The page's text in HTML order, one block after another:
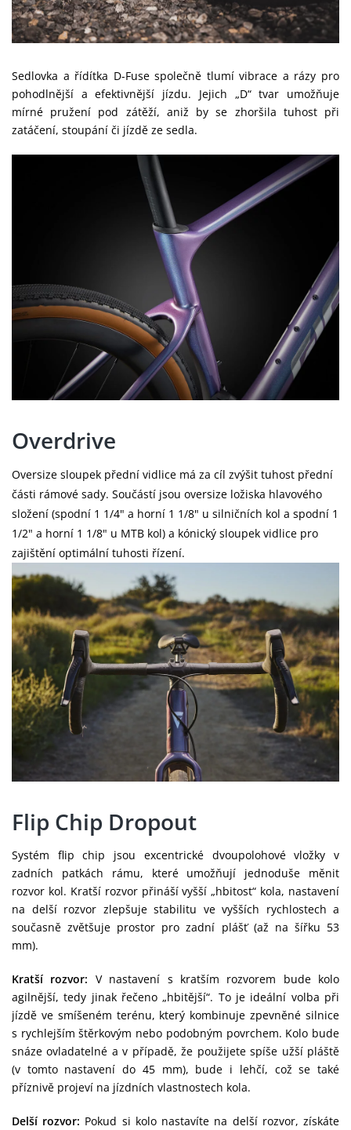
Sedlovka a řídítka D-Fuse společně tlumí vibrace a rázy pro
pohodlnější a efektivnější jízdu. Jejich „D“ tvar umožňuje
mírné pružení pod zátěží, aniž by se zhoršila tuhost při
zatáčení, stoupání či jízdě ze sedla.
Overdrive
Oversize sloupek přední vidlice má za cíl zvýšit tuhost přední
části rámové sady. Součástí jsou oversize ložiska hlavového
složení (spodní 1 1/4" a horní 1 1/8" u silničních kol a spodní 1
1/2" a horní 1 1/8" u MTB kol) a kónický sloupek vidlice pro
zajištění optimální tuhosti řízení.
Flip Chip Dropout
Systém flip chip jsou excentrické dvoupolohové vložky v
zadních patkách rámu, které umožňují jednoduše měnit
rozvor kol. Kratší rozvor přináší vyšší „hbitost“ kola, nastavení
na delší rozvor zlepšuje stabilitu ve vyšších rychlostech a
současně zvětšuje prostor pro zadní plášť (až na šířku 53
mm).
Kratší rozvor: V nastavení s kratším rozvorem bude kolo
agilnější, tedy jinak řečeno „hbitější“. To je ideální volba při
jízdě ve smíšeném terénu, který kombinuje zpevněné silnice
s rychlejším štěrkovým nebo podobným povrchem. Kolo bude
snáze ovladatelné a v případě, že použijete spíše užší pláště
(v tomto nastavení do 45 mm), bude i lehčí, což se také
příznivě projeví na jízdních vlastnostech kola.
Delší rozvor: Pokud si kolo nastavíte na delší rozvor, získáte